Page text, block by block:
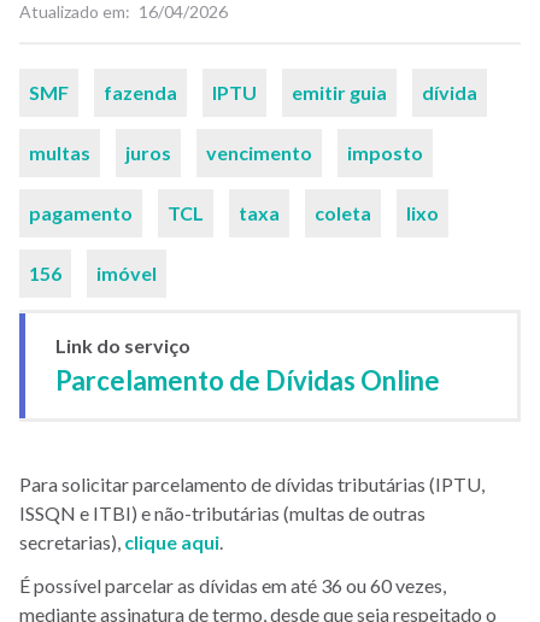
Atualizado em 16/04/2026
Palavras-
SMF fazenda IPTU emitir guia dívida
multas juros vencimento imposto
pagamento TCL taxa coleta lixo
156 imóvel
Link do serviço
Parcelamento de Dívidas Online
Para solicitar parcelamento de dívidas tributárias (IPTU,
ISSQN e ITBI) e não-tributárias (multas de outras
secretarias), clique aqui.
É possível parcelar as dívidas em até 36 ou 60 vezes,
mediante assinatura de termo, desde que seja respeitado o